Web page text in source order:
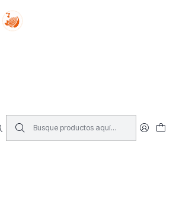
Tus sueños se concretan aquí !!!